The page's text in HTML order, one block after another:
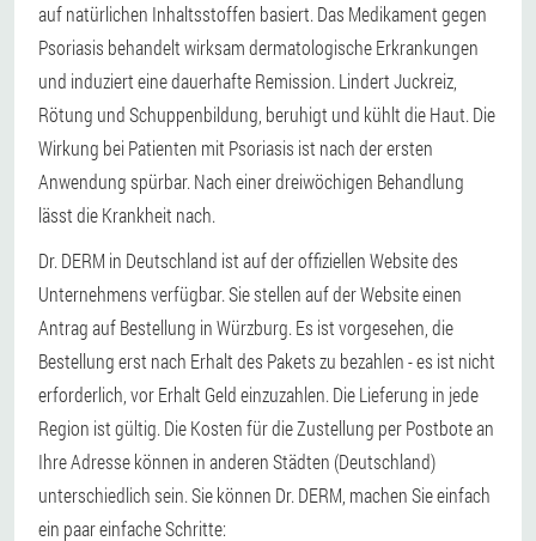
auf natürlichen Inhaltsstoffen basiert. Das Medikament gegen
Psoriasis behandelt wirksam dermatologische Erkrankungen
und induziert eine dauerhafte Remission. Lindert Juckreiz,
Rötung und Schuppenbildung, beruhigt und kühlt die Haut. Die
Wirkung bei Patienten mit Psoriasis ist nach der ersten
Anwendung spürbar. Nach einer dreiwöchigen Behandlung
lässt die Krankheit nach.
Dr. DERM in Deutschland ist auf der offiziellen Website des
Unternehmens verfügbar. Sie stellen auf der Website einen
Antrag auf Bestellung in Würzburg. Es ist vorgesehen, die
Bestellung erst nach Erhalt des Pakets zu bezahlen - es ist nicht
erforderlich, vor Erhalt Geld einzuzahlen. Die Lieferung in jede
Region ist gültig. Die Kosten für die Zustellung per Postbote an
Ihre Adresse können in anderen Städten (Deutschland)
unterschiedlich sein. Sie können Dr. DERM, machen Sie einfach
ein paar einfache Schritte: